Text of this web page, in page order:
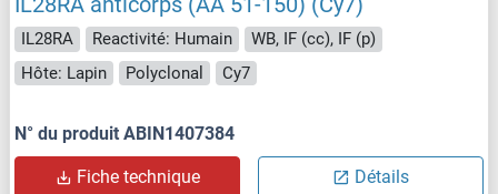
IL28RA Reactivité: Humain
WB, IF (cc), IF (p)
Hôte: Lapin
Polyclonal Cy7
N° du produit ABIN1407384
Fiche technique Détails